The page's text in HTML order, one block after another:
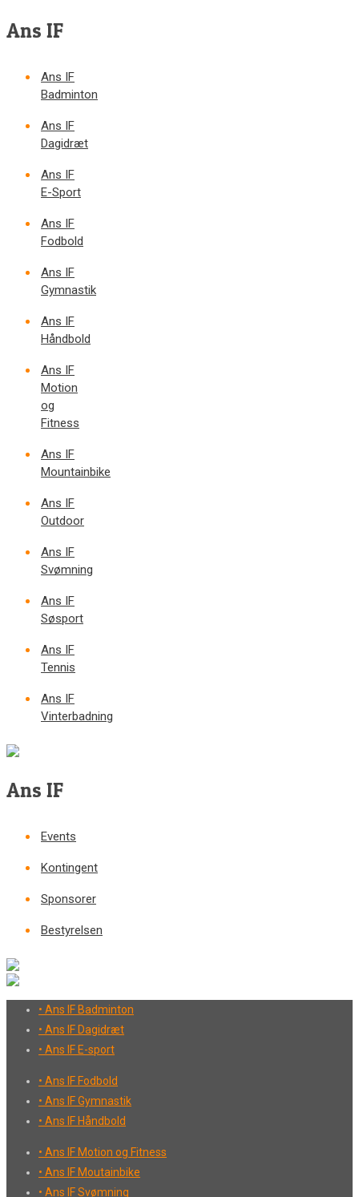
Ans IF
Ans IF
Badminton
Ans IF
Dagidræt
Ans IF
E-Sport
Ans IF
Fodbold
Ans IF
Gymnastik
Ans IF
Håndbold
Ans IF
Motion
og
Fitness
Ans IF
Mountainbike
Ans IF
Outdoor
Ans IF
Svømning
Ans IF
Søsport
Ans IF
Tennis
Ans IF
Vinterbadning
Ans IF
Events
Kontingent
Sponsorer
Bestyrelsen
• Ans IF Badminton
• Ans IF Dagidræt
• Ans IF E-sport
• Ans IF Fodbold
• Ans IF Gymnastik
• Ans IF Håndbold
• Ans IF Motion og Fitness
• Ans IF Moutainbike
• Ans IF Svømning